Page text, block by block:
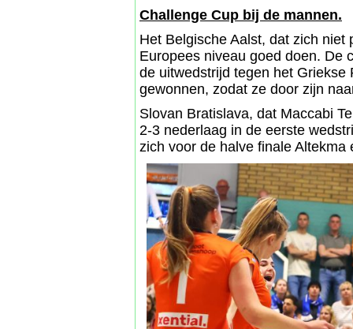
Challenge Cup bij de mannen.
Het Belgische Aalst, dat zich
Europees niveau goed doen. De
de uitwedstrijd tegen het
gewonnen, zodat ze door zijn
Slovan Bratislava, dat Maccabi
2-3 nederlaag in de eerste
zich voor de halve finale Altekma